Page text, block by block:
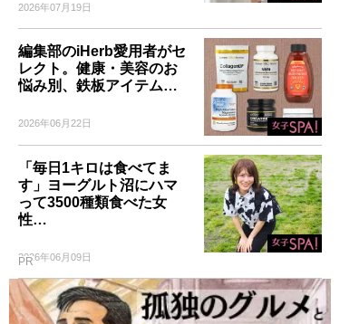
2026年07月19日
編集部のiHerb愛用者がセ
レクト。健康・美容のお
悩み別、鉄板アイテム…
2026年06月22日
「毎日1キロは食べてま
す」ヨーグルト沼にハマ
って3500種類食べた女
性…
2026年06月09日
PR